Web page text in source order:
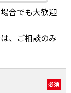
合でも大歓迎
、ご相談のみ
必須